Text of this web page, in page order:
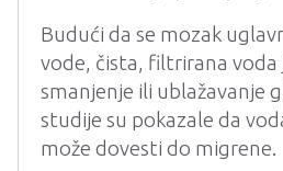
Budući da se mozak
vode, čista, filtrirana voda
smanjenje ili ublažavanje
studije su pokazale da
može dovesti do migrene.